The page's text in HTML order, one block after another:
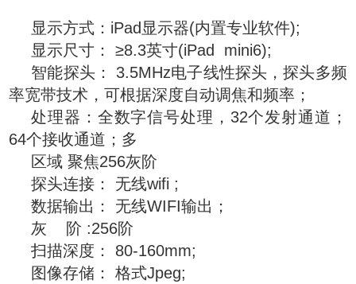
显示方式：iPad显示器(内置专业软件);
显示尺寸： ≥8.3英寸(iPad mini6);
智能探头： 3.5MHz电子线性探头，探头多频
率宽带技术，可根据深度自动调焦和频率；
处理器：全数字信号处理，32个发射通道；
64个接收通道；多
区域 聚焦256灰阶
探头连接： 无线wifi ;
数据输出： 无线WIFI输出；
灰 阶 :256阶
扫描深度： 80-160mm;
图像存储： 格式Jpeg;